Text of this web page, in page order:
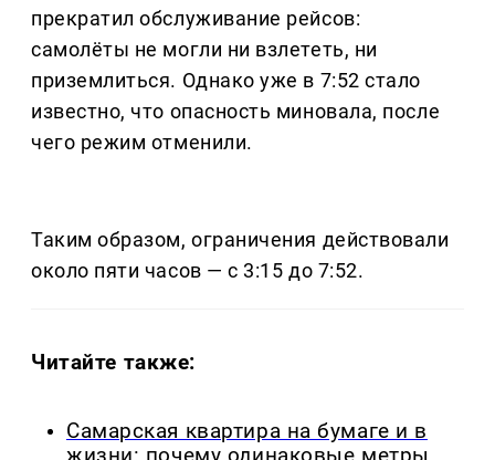
прекратил обслуживание рейсов:
самолёты не могли ни взлететь, ни
приземлиться. Однако уже в 7:52 стало
известно, что опасность миновала, после
чего режим отменили.
Таким образом, ограничения действовали
около пяти часов — с 3:15 до 7:52.
Читайте также:
Самарская квартира на бумаге и в